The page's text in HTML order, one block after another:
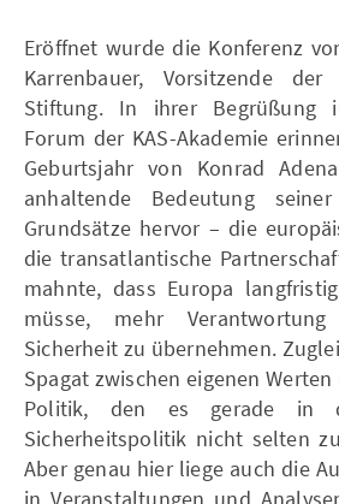
Eröffnet wurde die Konferenz
Karrenbauer, Vorsitzende der
Stiftung. In ihrer Begrüßung
Forum der KAS-Akademie
Geburtsjahr von Konrad
anhaltende Bedeutung
Grundsätze hervor – die
die transatlantische
mahnte, dass Europa
müsse, mehr
Sicherheit zu übernehmen.
Spagat zwischen eigenen
Politik, den es gerade in
Sicherheitspolitik nicht selten
Aber genau hier liege auch die
in Veranstaltungen und